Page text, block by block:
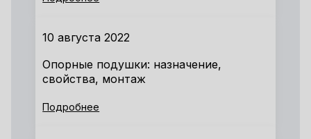
10 августа 2022
Опорные подушки: назначение,
свойства, монтаж
Подробнее